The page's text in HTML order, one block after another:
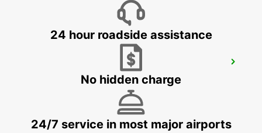
STOCKHOLM - SWEDEN
24 hour roadside assistance
No hidden charge
24/7 service in most major airports